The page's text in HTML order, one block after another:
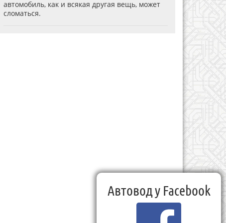
автомобиль, как и всякая другая вещь, может
сломаться.
Автовод у Facebook